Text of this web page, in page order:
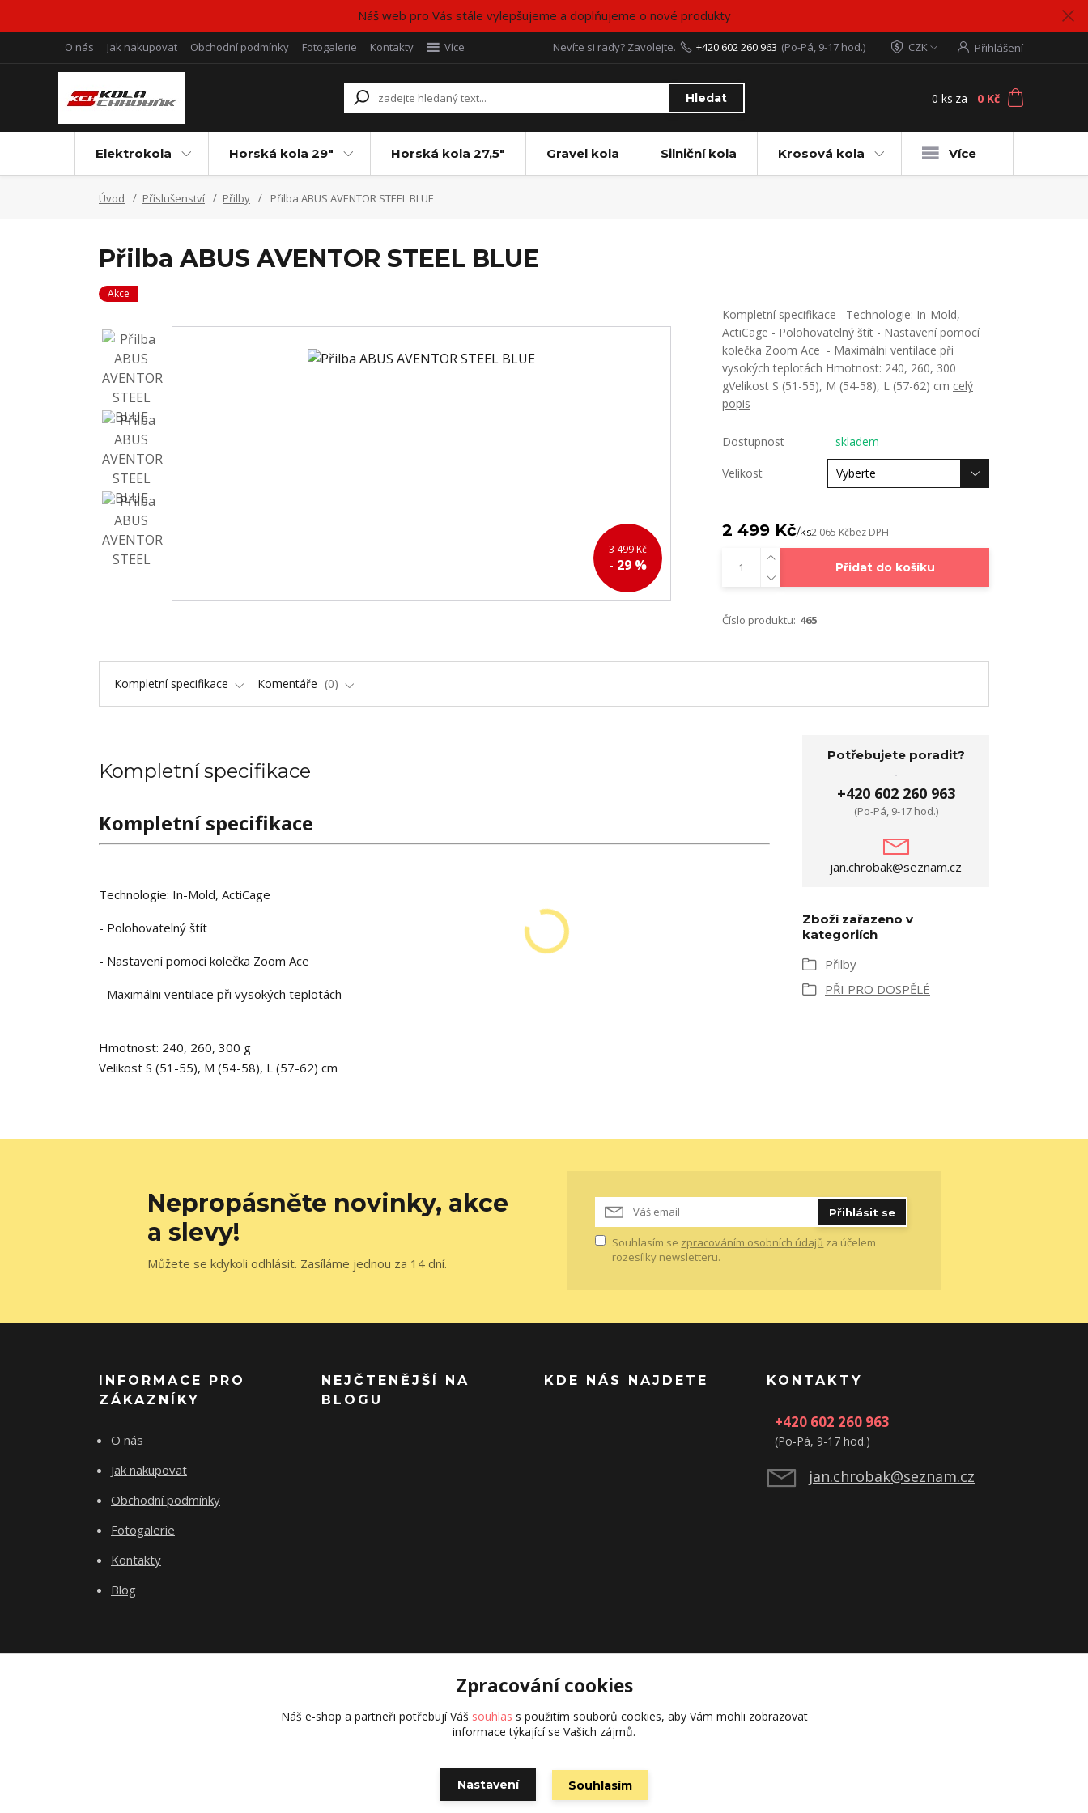
Náš web pro Vás stále vylepšujeme a doplňujeme o nové produkty
O nás Jak nakupovat Obchodní podmínky Fotogalerie Kontakty Více CZK Přihlášení
Hledat
Nevíte si rady? Zavolejte. +420 602 260 963 (Po-Pá, 9-17 hod.)
0 ks za 0 Kč
Elektrokola Horská kola 29" Horská kola 27,5" Gravel kola Silniční kola Krosová kola Více
Úvod Příslušenství Přilby Přilba ABUS AVENTOR STEEL BLUE
Přilba ABUS AVENTOR STEEL BLUE
Akce
3 499 Kč
- 29 %
Kompletní specifikace Technologie: In-Mold,
ActiCage - Polohovatelný štít - Nastavení pomocí
kolečka Zoom Ace - Maximálni ventilace při
vysokých teplotách Hmotnost: 240, 260, 300
gVelikost S (51-55), M (54-58), L (57-62) cm celý
popis
Dostupnost skladem
Velikost
2 499 Kč/ks2 065 Kčbez DPH
Přidat do košíku
Číslo produktu: 465
Kompletní specifikace Komentáře 0
Kompletní specifikace
Kompletní specifikace
Technologie: In-Mold, ActiCage
- Polohovatelný štít
- Nastavení pomocí kolečka Zoom Ace
- Maximálni ventilace při vysokých teplotách
Hmotnost: 240, 260, 300 g
Velikost S (51-55), M (54-58), L (57-62) cm
Potřebujete poradit?
+420 602 260 963
(Po-Pá, 9-17 hod.)
jan.chrobak@seznam.cz
Zboží zařazeno v
kategoriích
Přilby
PŘI PRO DOSPĚLÉ
Nepropásněte novinky, akce
a slevy!
Můžete se kdykoli odhlásit. Zasíláme jednou za 14 dní.
Přihlásit se
Souhlasím se zpracováním osobních údajů za účelem
rozesílky newsletteru.
INFORMACE PRO
ZÁKAZNÍKY
O nás
Jak nakupovat
Obchodní podmínky
Fotogalerie
Kontakty
Blog
NEJČTENĚJŠÍ NA
BLOGU
KDE NÁS NAJDETE KONTAKTY
+420 602 260 963
(Po-Pá, 9-17 hod.)
jan.chrobak@seznam.cz
Vytvořeno na Eshop-rychle.cz
Zpracování cookies
Náš e-shop a partneři potřebují Váš souhlas s použitím souborů cookies, aby Vám mohli zobrazovat
informace týkající se Vašich zájmů.
Nastavení Souhlasím